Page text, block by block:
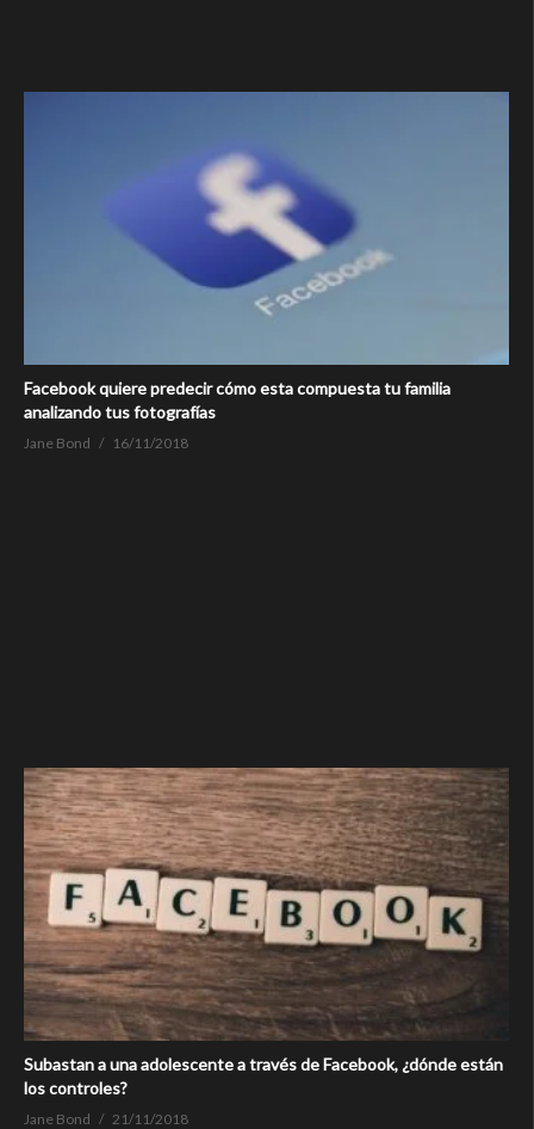
Facebook quiere predecir cómo esta compuesta tu familia
analizando tus fotografías
Jane Bond 16/11/2018
Subastan a una adolescente a través de Facebook, ¿dónde están
los controles?
Jane Bond 21/11/2018